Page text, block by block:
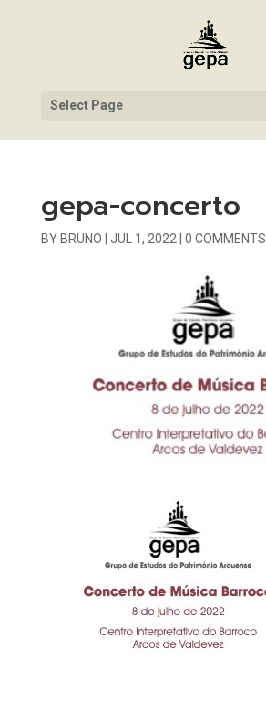
Select Page
gepa-concerto
BY BRUNO JUL 1, 2022 0 COMMENTS